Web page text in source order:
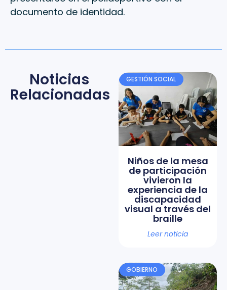
documento de identidad.
Noticias
Relacionadas
GESTIÓN SOCIAL
Niños de la mesa
de participación
vivieron la
experiencia de la
discapacidad
visual a través del
braille
Leer noticia
GOBIERNO